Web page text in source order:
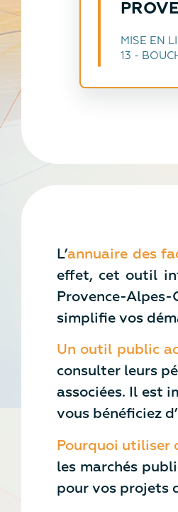
MISE EN
13 -
L’annuaire des
effet, cet outil
Provence-
simplifie vos
Un outil public
consulter leurs
associées. Il est
vous bénéficiez
Pourquoi utiliser
les marchés
pour vos projets